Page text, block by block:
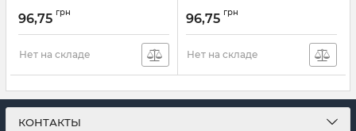
Артикул:
96,75 грн
Нет на складе
Артикул:
96,75 грн
Нет на складе
КОНТАКТЫ